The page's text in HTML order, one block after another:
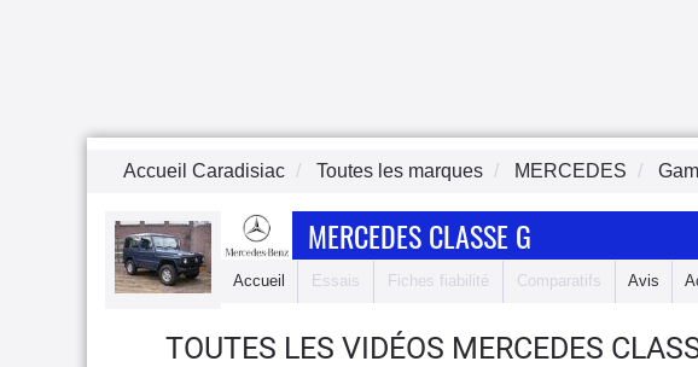
Accueil Caradisiac Toutes les marques MERCEDES
MERCEDES CLASSE G
Accueil Essais Fiches fiabilité Comparatifs Avis
TOUTES LES VIDÉOS MERCEDES